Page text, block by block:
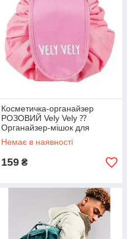
Косметичка-органайзер
РОЗОВИЙ Vely Vely ⁇
Органайзер-мішок для
косметики
Немає в наявності
159 ₴